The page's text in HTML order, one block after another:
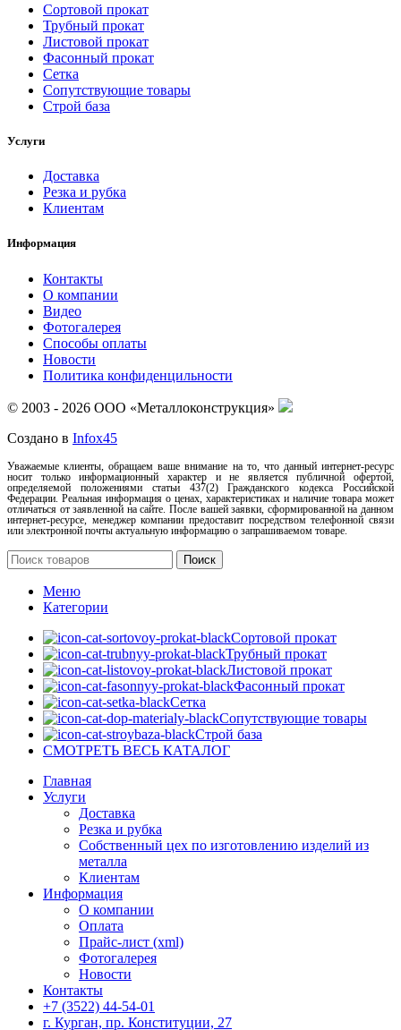
Сортовой прокат
Трубный прокат
Листовой прокат
Фасонный прокат
Сетка
Сопутствующие товары
Строй база
Услуги
Доставка
Резка и рубка
Клиентам
Информация
Контакты
О компании
Видео
Фотогалерея
Способы оплаты
Новости
Политика конфиденцильности
© 2003 - 2026 ООО «Металлоконструкция»
Создано в Infox45
Уважаемые клиенты, обращаем ваше внимание на то, что данный интернет-ресурс
носит только информационный характер и не является публичной офертой,
определяемой положениями статьи 437(2) Гражданского кодекса Российской
Федерации. Реальная информация о ценах, характеристиках и наличие товара может
отличаться от заявленной на сайте. После вашей заявки, сформированной на данном
интернет-ресурсе, менеджер компании предоставит посредством телефонной связи
или электронной почты актуальную информацию о запрашиваемом товаре.
Поиск
Меню
Категории
Сортовой прокат
Трубный прокат
Листовой прокат
Фасонный прокат
Сетка
Сопутствующие товары
Строй база
СМОТРЕТЬ ВЕСЬ КАТАЛОГ
Главная
Услуги
Доставка
Резка и рубка
Собственный цех по изготовлению изделий из
металла
Клиентам
Информация
О компании
Оплата
Прайс-лист (xml)
Фотогалерея
Новости
Контакты
+7 (3522) 44-54-01
г. Курган, пр. Конституции, 27